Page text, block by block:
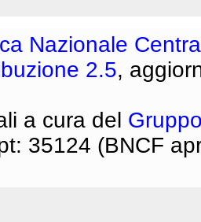
Nazionale
2.5,
a cura del
35124 (BNCF